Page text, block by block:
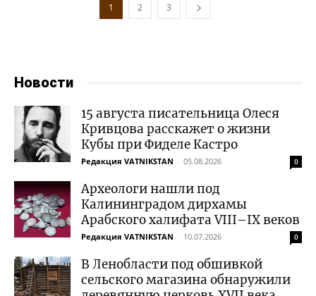
1 2 3
Новости
15 августа писательница Олеся
Кривцова расскажет о жизни
Кубы при Фиделе Кастро
Редакция VATNIKSTAN - 05.08.2026 0
Археологи нашли под
Калининградом дирхамы
Арабского халифата VIII–IX веков
Редакция VATNIKSTAN - 10.07.2026 0
В Ленобласти под обшивкой
сельского магазина обнаружили